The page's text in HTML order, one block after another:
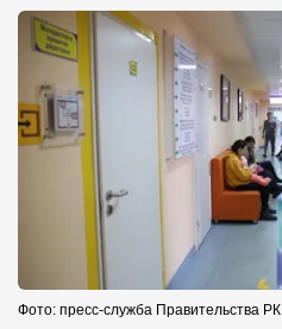
Фото: пресс-служба Правительства РК